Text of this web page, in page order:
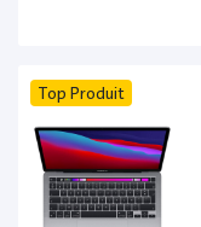
Top Produit